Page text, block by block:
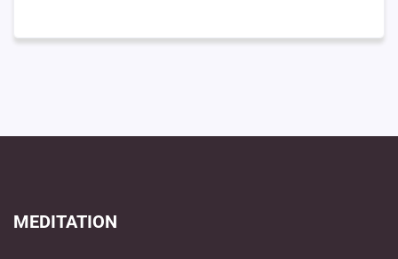
MEDITATION